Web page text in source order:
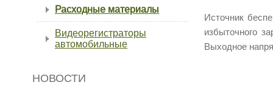
Источник
избыточного
Выходное
Расходные материалы
Видеорегистраторы
автомобильные
НОВОСТИ